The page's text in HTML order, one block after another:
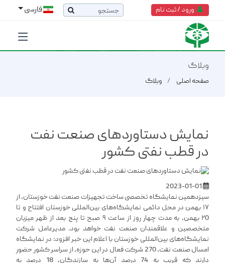
ورود / ثبت نام فارسی
وبلاگ
صفحه اصلی وبلاگ
نمایش دستاوردهای صنعت نفت
در قطب نفتی کشور
سیزدهمین نمایشگاه تخصصی ساخت تجهیزات صنعت نفت خوزستان، از
۱۷ بهمن در محل دائمی نمایشگاه‌های بین‌المللی خوزستان افتتاح و تا
۲0 بهمن، به مدت چهار روز از ساعت ۹ صبح تا پنج بعد از ظهر میزبان
متخصصین و علاقمندان صنعت نفت خواهد بود. مدیرعامل شرکت
نمایشگاه‌های بین‌المللی خوزستان با اعلام این خبر افزود: در نمایشگاه
امسال صنعت نفت، 270 شرکت فعال در این حوزه، از سراسر کشور حضور
دارند که قریب به 74 درصد آن‌ها به سازندگان، 18 درصد به